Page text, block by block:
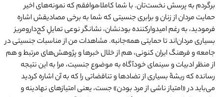
برگردم به پرسش نخست‌تان. با شما کاملا ًموافقم که نمونه‌های اخیر
حمایت مردان از زنان و برابری جنسیتی که شما به برخی مصادیقش اشاره
فرمودید، به رغم امیدوارکننده بودنشان، نشانگر نوعی تمایلِ کج‌دار‌و‌مریز
بسیاری مردان‌اند تا حمایتی همه‌جانبه‌‌. مشاهدات من از مناسبات جنسیتی در
جامعه و فرهنگ ایران کنونی، هم از خلال خبرها و پژوهش‌های مرتبط و هم
از منظر ادبیات و سینمای خودآگاه به موضوع جنسیت، مرا به این نتیجه
رسانده که ریشۀ بسیاری از تضادها و تناقضاتی را که به آن اشاره کردید
می‌باید در «امتیاز ناشی از مرد بودن» جست، یعنی امتیازهای نهادینه و